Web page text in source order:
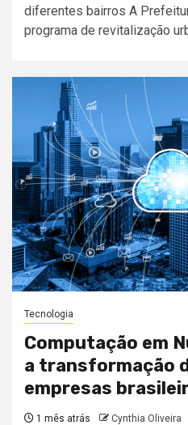
diferentes bairros A
programa de revitalização
Tecnologia
Computação em
a transformação
empresas
1 mês atrás Cynthia Oliveira